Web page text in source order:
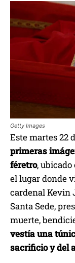
Getty Images
Este martes 22
primeras
féretro, ubicado
el lugar donde
cardenal Kevin
Santa Sede,
muerte,
vestía una
sacrificio y del